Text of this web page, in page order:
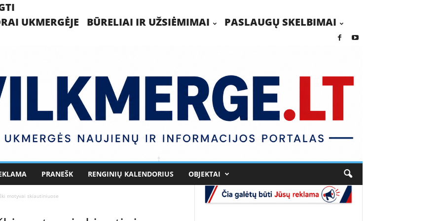
UKMERGĖJE BŪRELIAI IR UŽSIĖMIMAI PASLAUGŲ SKELBIMAI
PRANEŠK RENGINIŲ KALENDORIUS OBJEKTAI
motyvai skiautiniuose